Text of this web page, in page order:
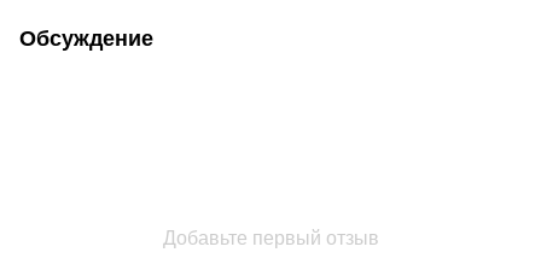
Обсуждение
Добавьте первый отзыв